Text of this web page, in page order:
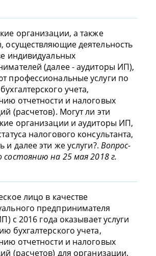
организации, а также
осуществляющие деятельность
индивидуальных
(далее - аудиторы ИП),
профессиональные услуги по
учета,
отчетности и налоговых
(расчетов). Могут ли эти
организации и аудиторы ИП,
налогового консультанта,
и далее эти же услуги?. Вопрос-
на 25 мая 2018 г.
лицо в качестве
предпринимателя
с 2016 года оказывает услуги
бухгалтерского учета,
отчетности и налоговых
(расчетов) для организации.